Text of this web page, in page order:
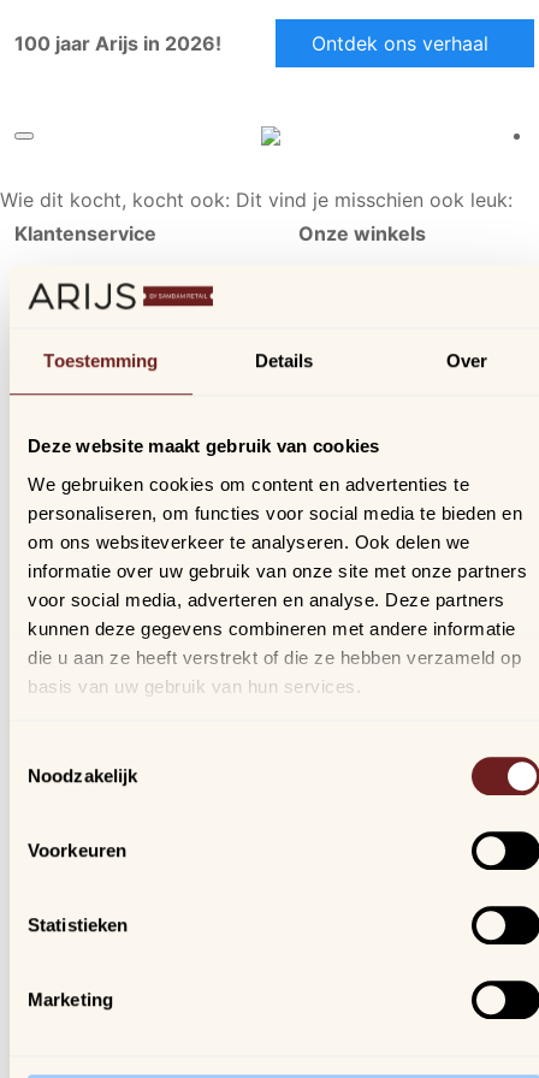
Toestemming Details Over
Deze website maakt gebruik van cookies
We gebruiken cookies om content en advertenties te
personaliseren, om functies voor social media te bieden en
om ons websiteverkeer te analyseren. Ook delen we
informatie over uw gebruik van onze site met onze partners
voor social media, adverteren en analyse. Deze partners
kunnen deze gegevens combineren met andere informatie
die u aan ze heeft verstrekt of die ze hebben verzameld op
basis van uw gebruik van hun services.
Noodzakelijk
Voorkeuren
Statistieken
Marketing
100 jaar Arijs in 2026! Ontdek ons verhaal
Wie dit kocht, kocht ook: Dit vind je misschien ook leuk:
Houtmarkt 6
Openingsuren winkel:
Klantenservice
Ons aanbod
Verzending & bezorging
Retourneren & ruilen
Online geschillen
Inloggen
Profiel
Bestellingen
Verlanglijstje
Veelgestelde vragen
Onze winkels
Samdam Nijvel
Nieuwsbrief
ontvang een kortingscode van 10%!